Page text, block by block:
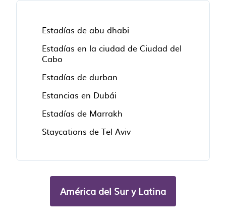
Estadías de abu dhabi
Estadías en la ciudad de Ciudad del
Cabo
Estadías de durban
Estancias en Dubái
Estadías de Marrakh
Staycations de Tel Aviv
América del Sur y Latina